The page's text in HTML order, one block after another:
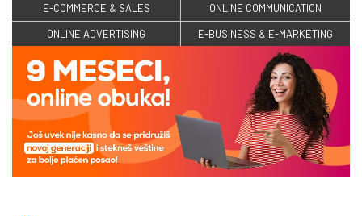
E-COMMERCE & SALES
ONLINE COMMUNICATION
ONLINE ADVERTISING
E-BUSINESS & E-MARKETING